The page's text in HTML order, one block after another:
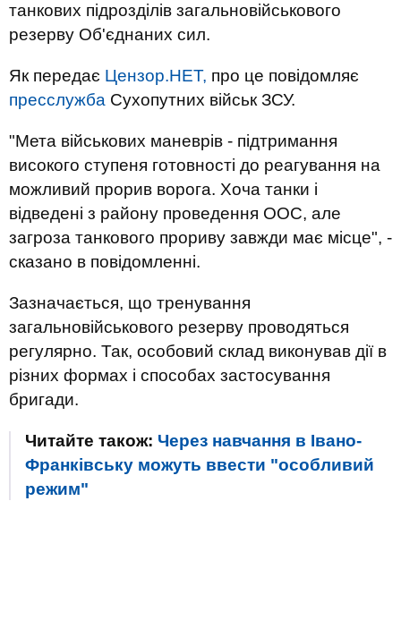
танкових підрозділів загальновійськового
резерву Об'єднаних сил.
Як передає Цензор.НЕТ, про це повідомляє
пресслужба Сухопутних військ ЗСУ.
"Мета військових маневрів - підтримання
високого ступеня готовності до реагування на
можливий прорив ворога. Хоча танки і
відведені з району проведення ООС, але
загроза танкового прориву завжди має місце", -
сказано в повідомленні.
Зазначається, що тренування
загальновійськового резерву проводяться
регулярно. Так, особовий склад виконував дії в
різних формах і способах застосування
бригади.
Читайте також: Через навчання в Івано-
Франківську можуть ввести "особливий
режим"